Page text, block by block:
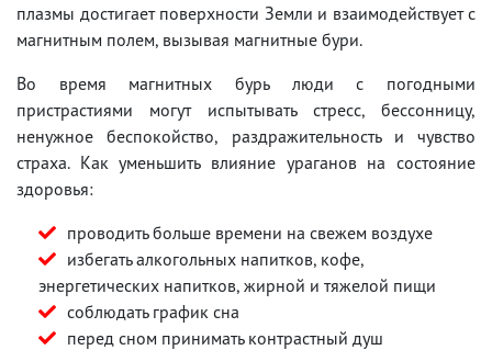
плазмы достигает поверхности Земли и взаимодействует с
магнитным полем, вызывая магнитные бури.
Во время магнитных бурь люди с погодными
пристрастиями могут испытывать стресс, бессонницу,
ненужное беспокойство, раздражительность и чувство
страха. Как уменьшить влияние ураганов на состояние
здоровья:
проводить больше времени на свежем воздухе
избегать алкогольных напитков, кофе,
энергетических напитков, жирной и тяжелой пищи
соблюдать график сна
перед сном принимать контрастный душ